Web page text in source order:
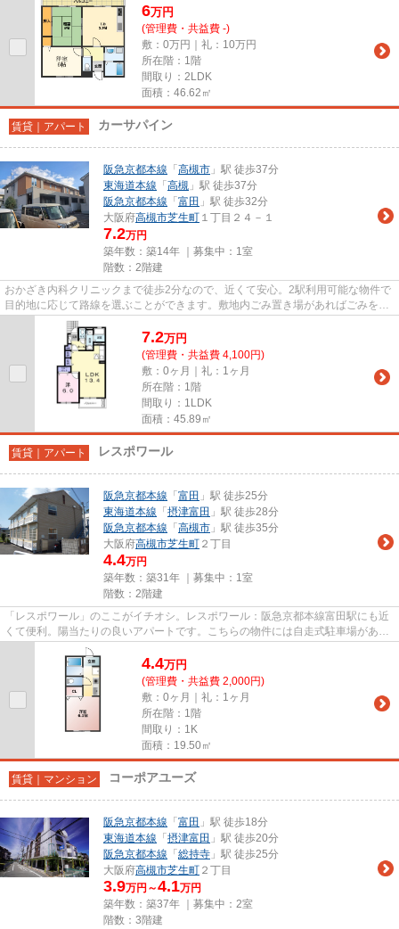
6万円
(管理費・共益費 -)
敷：0万円｜礼：10万円
所在階：1階
間取り：2LDK
面積：46.62㎡
賃貸｜アパート カーサパイン
阪急京都本線 「 高槻市 」駅 徒歩37分
東海道本線 「 高槻 」駅 徒歩37分
阪急京都本線 「 富田 」駅 徒歩32分
大阪府高槻市芝生町 １丁目２４－１
7.2万円
築年数：築14年 ｜募集中： 1室
階数：2階建
おかざき内科クリニックまで徒歩2分なので、近くて安心。2駅利用可能な物件で
目的地に応じて路線を選ぶことができます。敷地内ごみ置き場があればごみをも
って歩く距離も少なくてすみ...
7.2万円
(管理費・共益費 4,100円)
敷：0ヶ月｜礼：1ヶ月
所在階：1階
間取り：1LDK
面積：45.89㎡
賃貸｜アパート レスポワール
阪急京都本線 「 富田 」駅 徒歩25分
東海道本線 「 摂津富田 」駅 徒歩28分
阪急京都本線 「 高槻市 」駅 徒歩35分
大阪府高槻市芝生町 ２丁目
4.4万円
築年数：築31年 ｜募集中： 1室
階数：2階建
「レスポワール」のここがイチオシ。レスポワール：阪急京都本線富田駅にも近
くて便利。陽当たりの良いアパートです。こちらの物件には自走式駐車場があり
ます。shop001@chintailife.j...
4.4万円
(管理費・共益費 2,000円)
敷：0ヶ月｜礼：1ヶ月
所在階：1階
間取り：1K
面積：19.50㎡
賃貸｜マンション コーポアユーズ
阪急京都本線 「 富田 」駅 徒歩18分
東海道本線 「 摂津富田 」駅 徒歩20分
阪急京都本線 「 総持寺 」駅 徒歩25分
大阪府高槻市芝生町 ２丁目
3.9万円～4.1万円
築年数：築37年 ｜募集中： 2室
階数：3階建